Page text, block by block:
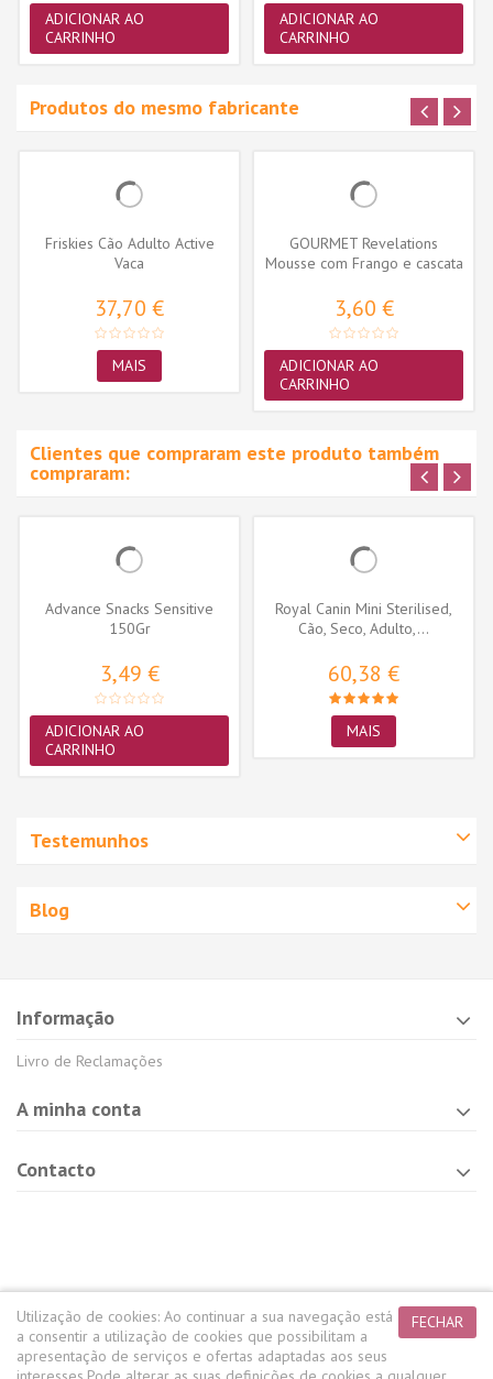
ADICIONAR AO
CARRINHO
ADICIONAR AO
CARRINHO
Produtos do mesmo fabricante
Friskies Cão Adulto Active
Vaca
37,70 €
MAIS
GOURMET Revelations
Mousse com Frango e cascata
3,60 €
ADICIONAR AO
CARRINHO
Clientes que compraram este produto também
compraram:
Advance Snacks Sensitive
150Gr
3,49 €
ADICIONAR AO
CARRINHO
Royal Canin Mini Sterilised,
Cão, Seco, Adulto,...
60,38 €
MAIS
Testemunhos
Blog
Informação
Livro de Reclamações
A minha conta
Contacto
FECHAR
Utilização de cookies: Ao continuar a sua navegação está
a consentir a utilização de cookies que possibilitam a
apresentação de serviços e ofertas adaptadas aos seus